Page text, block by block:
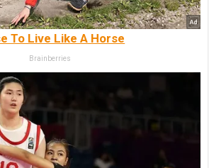
To Live Like A Horse
Brainberries